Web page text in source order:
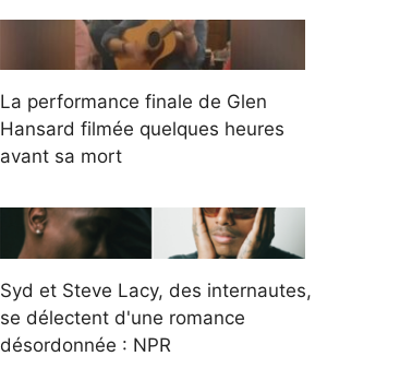
La performance finale de Glen
Hansard filmée quelques heures
avant sa mort
Syd et Steve Lacy, des internautes,
se délectent d'une romance
désordonnée : NPR